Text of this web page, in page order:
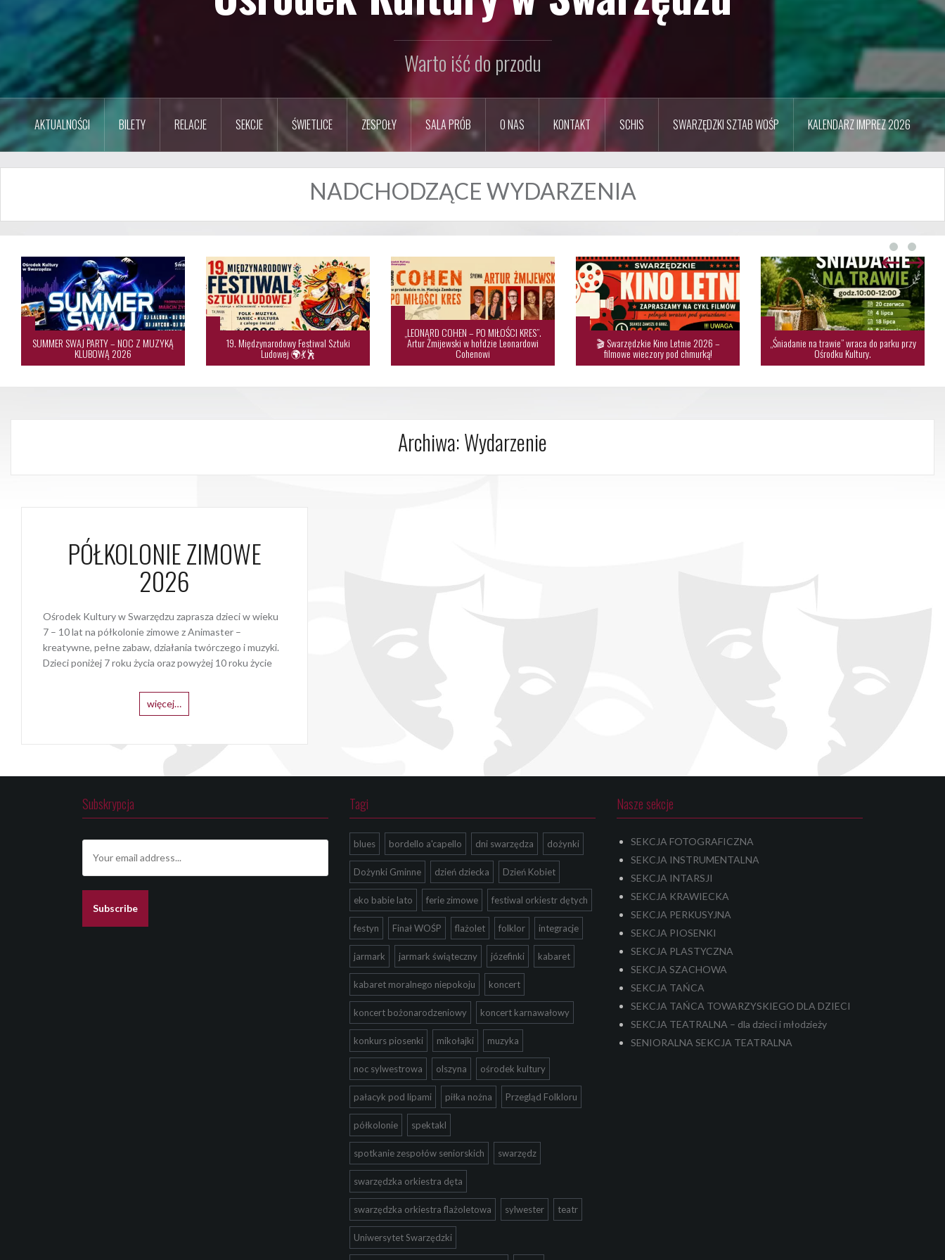
Warto iść do przodu
AKTUALNOŚCI BILETY RELACJE SEKCJE ŚWIETLICE ZESPOŁY SALA PRÓB O NAS KONTAKT SCHIS SWARZĘDZKI SZTAB WOŚP KALENDARZ IMPREZ 2026
NADCHODZĄCE WYDARZENIA
SUMMER SWAJ PARTY – NOC Z MUZYKĄ
KLUBOWĄ 2026
19. Międzynarodowy Festiwal Sztuki
Ludowej 🌍💃🕺
„LEONARD COHEN – PO MIŁOŚCI KRES”.
Artur Żmijewski w hołdzie Leonardowi
Cohenowi
🎬 Swarzędzkie Kino Letnie 2026 –
filmowe wieczory pod chmurką!
„Śniadanie na trawie” wraca do parku przy
Ośrodku Kultury.
Archiwa:Wydarzenie
PÓŁKOLONIE ZIMOWE
2026
Ośrodek Kultury w Swarzędzu zaprasza dzieci w wieku
7 – 10 lat na półkolonie zimowe z Animaster –
kreatywne, pełne zabaw, działania twórczego i muzyki.
Dzieci poniżej 7 roku życia oraz powyżej 10 roku życie
więcej…
Subskrypcja
a
i
*
Subscribe
Tagi
blues bordello a'capello dni swarzędza dożynki
Dożynki Gminne dzień dziecka Dzień Kobiet
eko babie lato ferie zimowe festiwal orkiestr dętych
festyn Finał WOŚP flażolet folklor integracje
jarmark jarmark świąteczny józefinki kabaret
kabaret moralnego niepokoju koncert
koncert bożonarodzeniowy koncert karnawałowy
konkurs piosenki mikołajki muzyka
noc sylwestrowa olszyna ośrodek kultury
pałacyk pod lipami piłka nożna Przegląd Folkloru
półkolonie spektakl
spotkanie zespołów seniorskich swarzędz
swarzędzka orkiestra dęta
swarzędzka orkiestra flażoletowa sylwester teatr
Uniwersytet Swarzędzki
Nasze sekcje
SEKCJA FOTOGRAFICZNA
SEKCJA INSTRUMENTALNA
SEKCJA INTARSJI
SEKCJA KRAWIECKA
SEKCJA PERKUSYJNA
SEKCJA PIOSENKI
SEKCJA PLASTYCZNA
SEKCJA SZACHOWA
SEKCJA TAŃCA
SEKCJA TAŃCA TOWARZYSKIEGO DLA DZIECI
SEKCJA TEATRALNA – dla dzieci i młodzieży
SENIORALNA SEKCJA TEATRALNA